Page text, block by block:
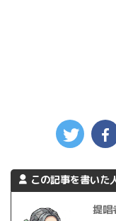
この記事を書いた
提唱